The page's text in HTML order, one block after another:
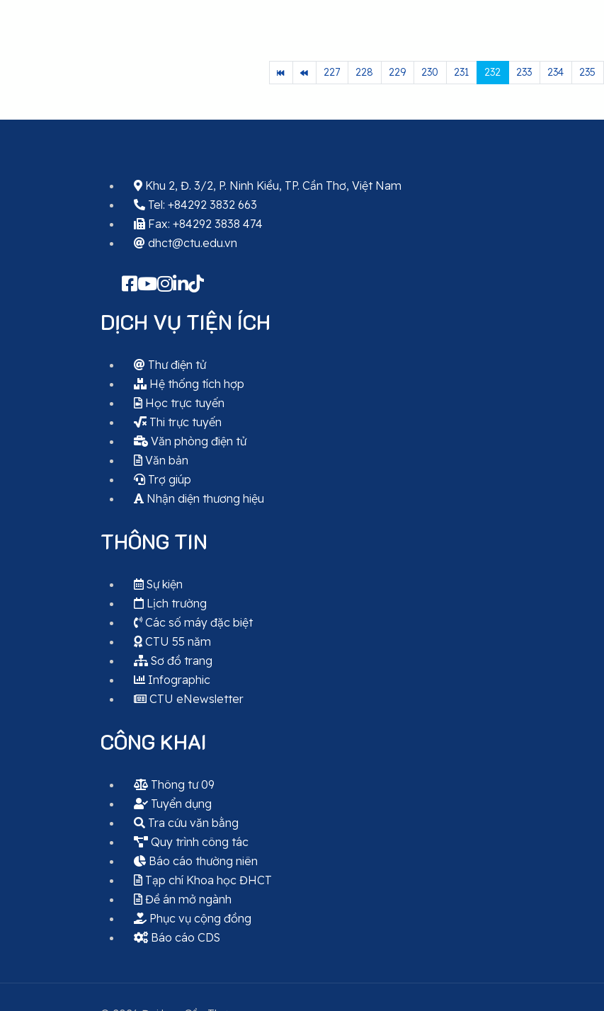
227 228 229 230 231 232 233 234 235
Khu 2, Đ. 3/2, P. Ninh Kiều, TP. Cần Thơ, Việt Nam
Tel: +84292 3832 663
Fax: +84292 3838 474
dhct@ctu.edu.vn
DỊCH VỤ TIỆN ÍCH
Thư điện tử
Hệ thống tích hợp
Học trực tuyến
Thi trực tuyến
Văn phòng điện tử
Văn bản
Trợ giúp
Nhận diện thương hiệu
THÔNG TIN
Sự kiện
Lịch trường
Các số máy đặc biệt
CTU 55 năm
Sơ đồ trang
Infographic
CTU eNewsletter
CÔNG KHAI
Thông tư 09
Tuyển dụng
Tra cứu văn bằng
Quy trình công tác
Báo cáo thường niên
Tạp chí Khoa học ĐHCT
Đề án mở ngành
Phục vụ cộng đồng
Báo cáo CDS